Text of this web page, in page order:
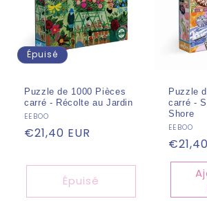
Épuisé
Puzzle de 1000 Pièces
carré - Récolte au Jardin
Fournisseur :
EEBOO
Prix
€21,40 EUR
Épuisé
Puzzle
carré -
Shore
EEBOO
Prix